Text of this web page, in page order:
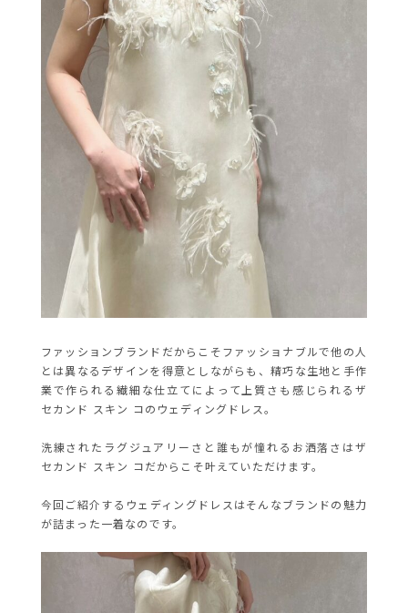
ファッションブランドだからこそファッショナブルで他の人
とは異なるデザインを得意としながらも、精巧な生地と手作
業で作られる繊細な仕立てによって上質さも感じられるザ
セカンド スキン コのウェディングドレス。
洗練されたラグジュアリーさと誰もが憧れるお洒落さはザ
セカンド スキン コだからこそ叶えていただけます。
今回ご紹介するウェディングドレスはそんなブランドの魅力
が詰まった一着なのです。